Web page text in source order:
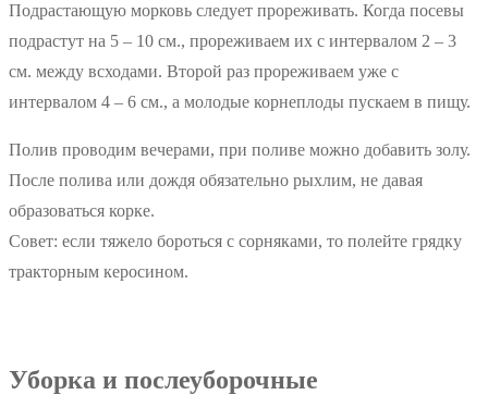
Подрастающую морковь следует прореживать. Когда посевы
подрастут на 5 – 10 см., прореживаем их с интервалом 2 – 3
см. между всходами. Второй раз прореживаем уже с
интервалом 4 – 6 см., а молодые корнеплоды пускаем в пищу.
Полив проводим вечерами, при поливе можно добавить золу.
После полива или дождя обязательно рыхлим, не давая
образоваться корке.
Совет: если тяжело бороться с сорняками, то полейте грядку
тракторным керосином.
Уборка и послеуборочные